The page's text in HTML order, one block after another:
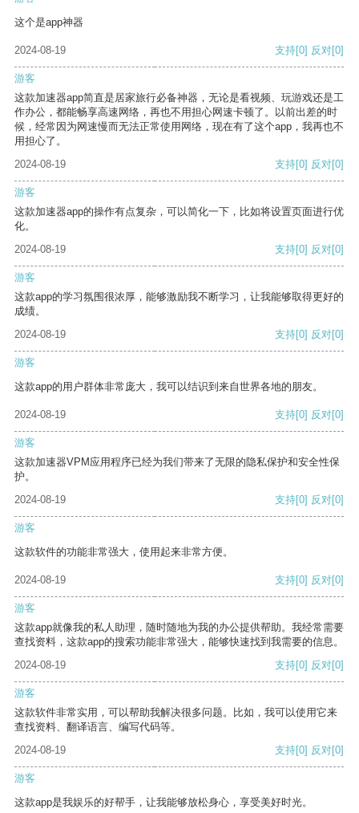
这个是app神器
2024-08-19 支持[0] 反对[0]
游客
这款加速器app简直是居家旅行必备神器，无论是看视频、玩游戏还是工
作办公，都能畅享高速网络，再也不用担心网速卡顿了。以前出差的时
候，经常因为网速慢而无法正常使用网络，现在有了这个app，我再也不
用担心了。
2024-08-19
支持[0] 反对[0]
游客
这款加速器app的操作有点复杂，可以简化一下，比如将设置页面进行优
化。
2024-08-19
支持[0] 反对[0]
游客
这款app的学习氛围很浓厚，能够激励我不断学习，让我能够取得更好的
成绩。
2024-08-19
支持[0] 反对[0]
游客
这款app的用户群体非常庞大，我可以结识到来自世界各地的朋友。
2024-08-19 支持[0] 反对[0]
游客
这款加速器VPM应用程序已经为我们带来了无限的隐私保护和安全性保
护。
2024-08-19
支持[0] 反对[0]
游客
这款软件的功能非常强大，使用起来非常方便。
2024-08-19 支持[0] 反对[0]
游客
这款app就像我的私人助理，随时随地为我的办公提供帮助。我经常需要
查找资料，这款app的搜索功能非常强大，能够快速找到我需要的信息。
2024-08-19
支持[0] 反对[0]
游客
这款软件非常实用，可以帮助我解决很多问题。比如，我可以使用它来
查找资料、翻译语言、编写代码等。
2024-08-19
支持[0] 反对[0]
游客
这款app是我娱乐的好帮手，让我能够放松身心，享受美好时光。